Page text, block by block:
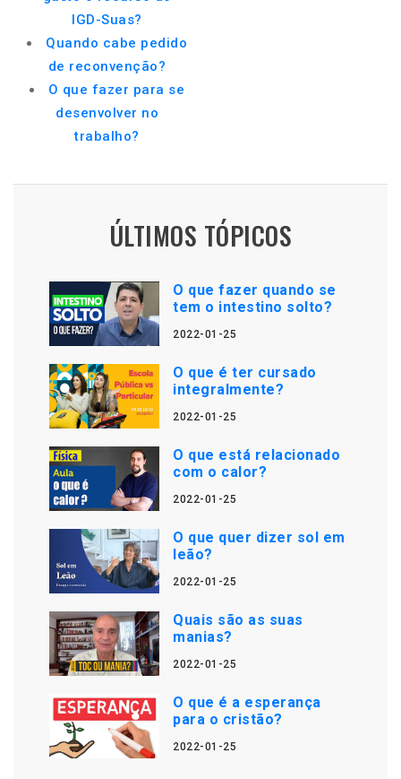
IGD-Suas?
Quando cabe pedido
de reconvenção?
O que fazer para se
desenvolver no
trabalho?
ÚLTIMOS TÓPICOS
O que fazer quando se
tem o intestino solto?
2022-01-25
O que é ter cursado
integralmente?
2022-01-25
O que está relacionado
com o calor?
2022-01-25
O que quer dizer sol em
leão?
2022-01-25
Quais são as suas
manias?
2022-01-25
O que é a esperança
para o cristão?
2022-01-25